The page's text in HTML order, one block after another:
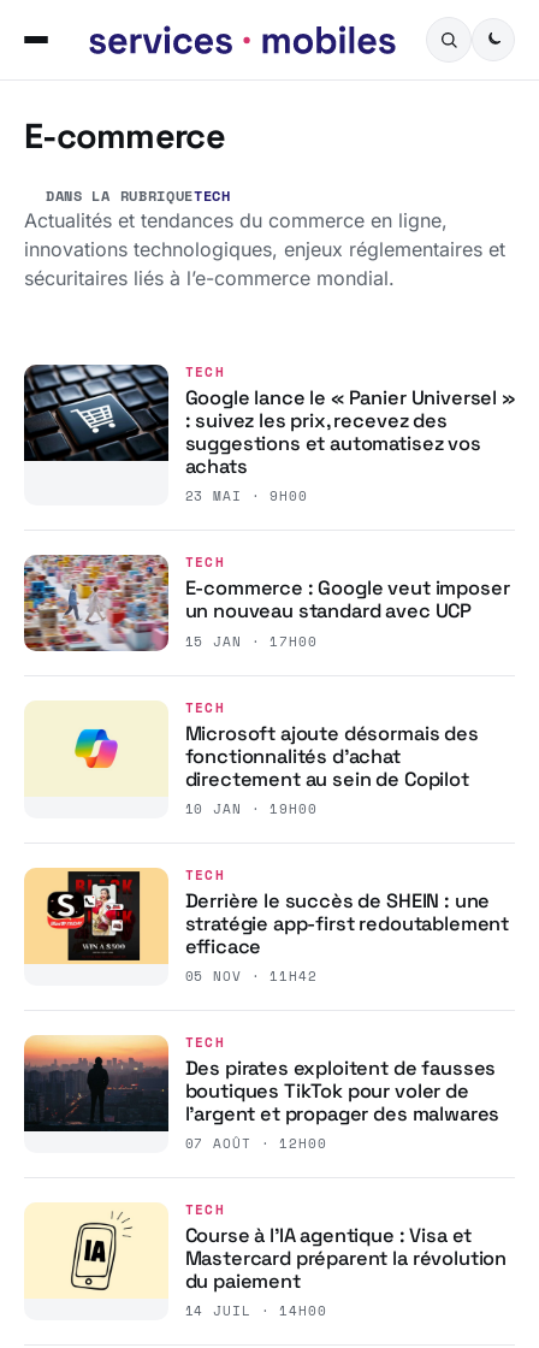
E-commerce
DANS LA RUBRIQUETECH
Actualités et tendances du commerce en ligne,
innovations technologiques, enjeux réglementaires et
sécuritaires liés à l’e-commerce mondial.
TECH
Google lance le « Panier Universel »
: suivez les prix, recevez des
suggestions et automatisez vos
achats
23 MAI · 9H00
TECH
E-commerce : Google veut imposer
un nouveau standard avec UCP
15 JAN · 17H00
TECH
Microsoft ajoute désormais des
fonctionnalités d’achat
directement au sein de Copilot
10 JAN · 19H00
TECH
Derrière le succès de SHEIN : une
stratégie app-first redoutablement
efficace
05 NOV · 11H42
TECH
Des pirates exploitent de fausses
boutiques TikTok pour voler de
l’argent et propager des malwares
07 AOÛT · 12H00
TECH
Course à l’IA agentique : Visa et
Mastercard préparent la révolution
du paiement
14 JUIL · 14H00